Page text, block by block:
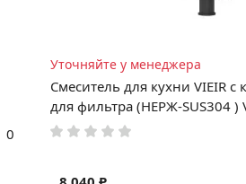
0
Уточняйте у менеджера
Смеситель для кухни VIEIR с
для фильтра (НЕРЖ-SUS304 )